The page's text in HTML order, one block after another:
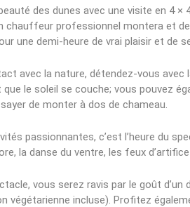
des dunes avec une visite en 4 ×
chauffeur professionnel montera et
une demi-heure de vrai plaisir et de
avec la nature, détendez-vous avec
le soleil se couche; vous pouvez
de monter à dos de chameau.
passionnantes, c’est l’heure du
la danse du ventre, les feux
vous serez ravis par le goût
végétarienne incluse). Profitez